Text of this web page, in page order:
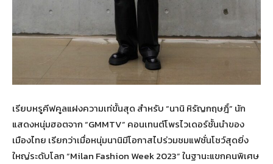
เรียบหรูคีฟคูลแฝงความเท่ขั้นสุด สำหรับ “นานิ หิรัญกฤษฎิ์” นัก
แสดงหนุ่มฮอตจาก “GMMTV” คอนเทนต์โพรไวเดอร์ชั้นนำของ
เมืองไทย เรียกว่าเมื่อหนุ่มนานิมีโอกาสไปร่วมชมแฟชั่นโชว์สุดยิ่ง
ใหญ่ระดับโลก “Milan Fashion Week 2023” ในฐานะแขกคนพิเศษ